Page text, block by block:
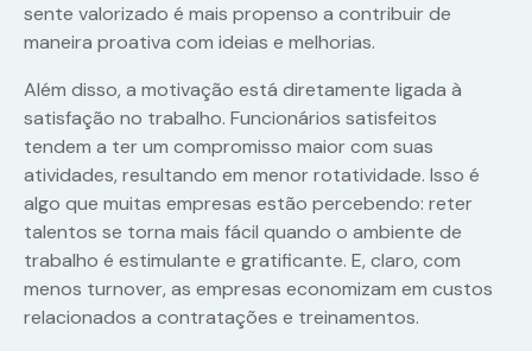
sente valorizado é mais propenso a contribuir de
maneira proativa com ideias e melhorias.
Além disso, a motivação está diretamente ligada à
satisfação no trabalho. Funcionários satisfeitos
tendem a ter um compromisso maior com suas
atividades, resultando em menor rotatividade. Isso é
algo que muitas empresas estão percebendo: reter
talentos se torna mais fácil quando o ambiente de
trabalho é estimulante e gratificante. E, claro, com
menos turnover, as empresas economizam em custos
relacionados a contratações e treinamentos.